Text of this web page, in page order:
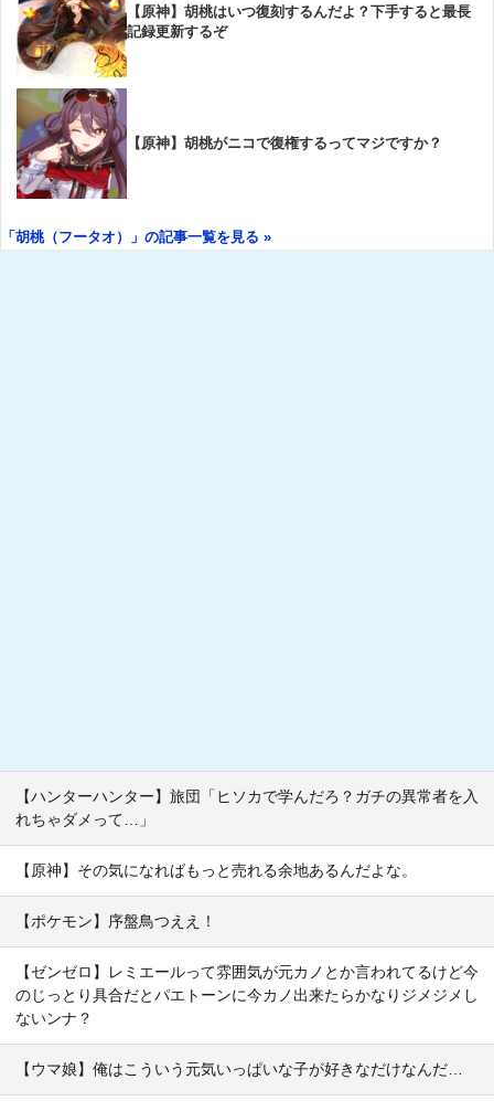
【原神】胡桃はいつ復刻するんだよ？下手すると最長
記録更新するぞ
【原神】胡桃がニコで復権するってマジですか？
「胡桃（フータオ）」の記事一覧を見る »
【ハンターハンター】旅団「ヒソカで学んだろ？ガチの異常者を入
れちゃダメって…」
【原神】その気になればもっと売れる余地あるんだよな。
【ポケモン】序盤鳥つええ！
【ゼンゼロ】レミエールって雰囲気が元カノとか言われてるけど今
のじっとり具合だとパエトーンに今カノ出来たらかなりジメジメし
ないンナ？
【ウマ娘】俺はこういう元気いっぱいな子が好きなだけなんだ…